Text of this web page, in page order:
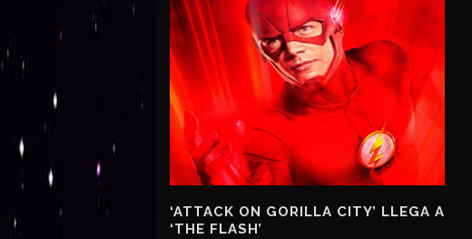
‘ATTACK ON GORILLA CITY’ LLEGA A
‘THE FLASH’